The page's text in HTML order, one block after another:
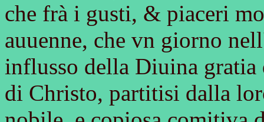
che frà i gusti, & piaceri
auuenne, che vn giorno
influsso della Diuina gratia
di Christo, partitisi dalla